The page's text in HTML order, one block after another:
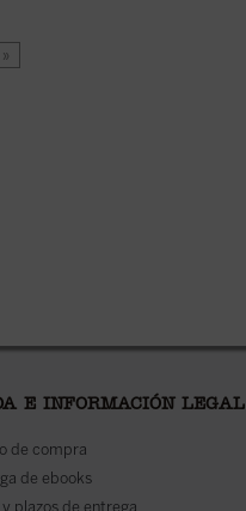
E INFORMACIÓN LEGAL
de compra
de ebooks
y plazos de entrega